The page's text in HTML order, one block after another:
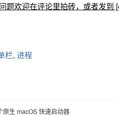
题欢迎在评论里拍砖，或者发到
栏, 进程
原生 macOS 快速启动器